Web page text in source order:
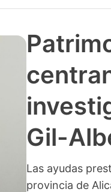
Gil-
Las ayudas
provincia de